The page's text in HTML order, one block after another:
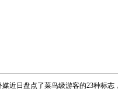
日盘点了菜鸟级游客的23种标志